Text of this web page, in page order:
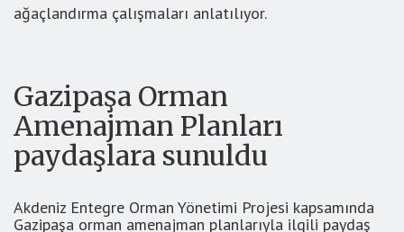
ağaçlandırma çalışmaları anlatılıyor.
Gazipaşa Orman
Amenajman Planları
paydaşlara sunuldu
Akdeniz Entegre Orman Yönetimi Projesi kapsamında
Gazipaşa orman amenajman planlarıyla ilgili paydaş